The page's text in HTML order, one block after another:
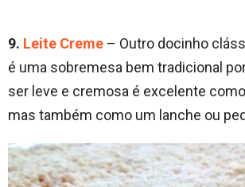
9. Leite Creme – Outro docinho
é uma sobremesa bem tradicional
ser leve e cremosa é excelente
mas também como um lanche ou